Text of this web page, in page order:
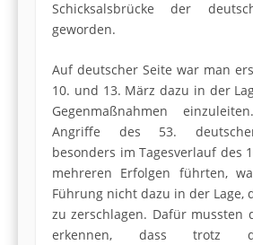
Schicksalsbrücke der
geworden.
Auf deutscher Seite war man
10. und 13. März dazu in der
Gegenmaßnahmen
Angriffe des 53.
besonders im Tagesverlauf des
mehreren Erfolgen führten,
Führung nicht dazu in der Lage,
zu zerschlagen. Dafür mussten
erkennen, dass trotz